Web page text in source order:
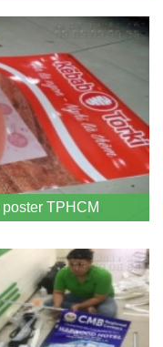
TPHCM